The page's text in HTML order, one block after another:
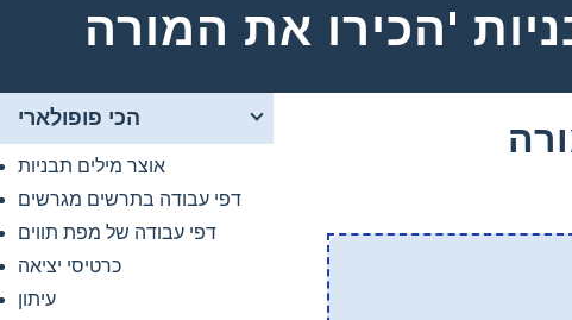
הכי פופולארי
אוצר מילים תבניות
דפי עבודה בתרשים מגרשים
דפי עבודה של מפת תווים
כרטיסי יציאה
עיתון